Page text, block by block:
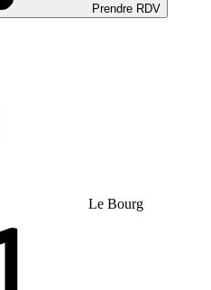
Prendre RDV
Le Bourg